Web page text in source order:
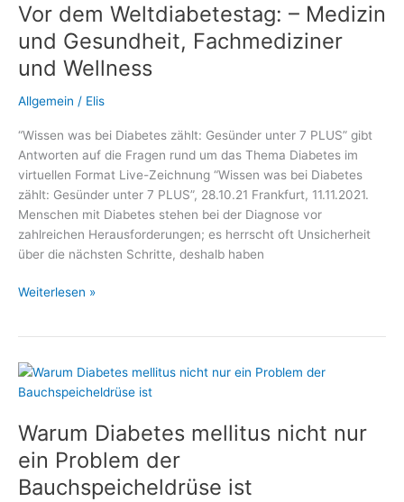
Vor dem Weltdiabetestag: – Medizin
und Gesundheit, Fachmediziner
und Wellness
Allgemein / Elis
“Wissen was bei Diabetes zählt: Gesünder unter 7 PLUS” gibt
Antworten auf die Fragen rund um das Thema Diabetes im
virtuellen Format Live-Zeichnung “Wissen was bei Diabetes
zählt: Gesünder unter 7 PLUS”, 28.10.21 Frankfurt, 11.11.2021.
Menschen mit Diabetes stehen bei der Diagnose vor
zahlreichen Herausforderungen; es herrscht oft Unsicherheit
über die nächsten Schritte, deshalb haben
Vor
Medizin
und
Fachmediziner
und
Wellness
Weiterlesen »
Warum Diabetes mellitus nicht nur
ein Problem der
Bauchspeicheldrüse ist